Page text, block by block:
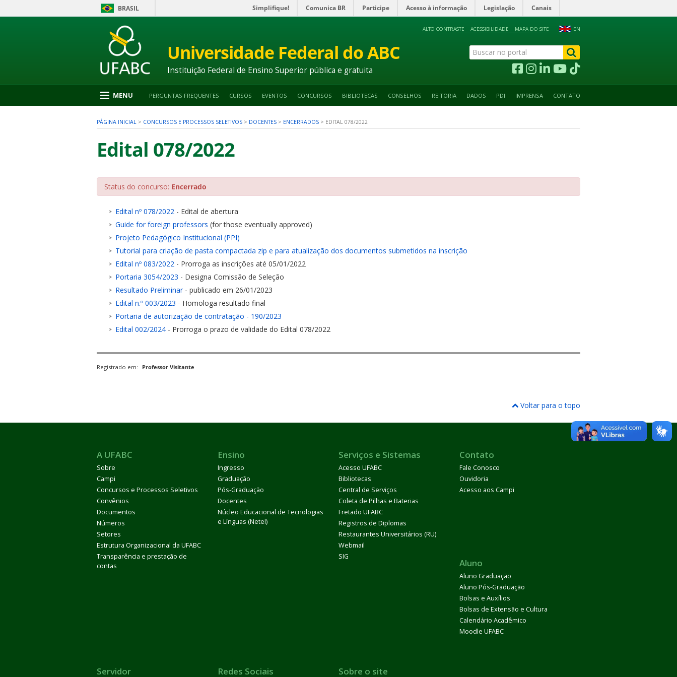
BRASIL Simplifique! Comunica BR Participe Acesso à informação Legislação Canais
para
2
Ir
4
EN
ALTO CONTRASTE ACESSIBILIDADE MAPA DO SITE
Universidade Federal do ABC
Instituição Federal de Ensino Superior pública e gratuita
MENU PERGUNTAS FREQUENTES CURSOS EVENTOS CONCURSOS BIBLIOTECAS CONSELHOS REITORIA DADOS PDI IMPRENSA CONTATO
PÁGINA INICIAL > CONCURSOS E PROCESSOS SELETIVOS > DOCENTES > ENCERRADOS > EDITAL 078/2022
Edital 078/2022
Status do concurso: Encerrado
Edital nº 078/2022 - Edital de abertura
Guide for foreign professors (for those eventually approved)
Projeto Pedagógico Institucional (PPI)
Tutorial para criação de pasta compactada zip e para atualização dos documentos submetidos na inscrição
Edital nº 083/2022 - Prorroga as inscrições até 05/01/2022
Portaria 3054/2023 - Designa Comissão de Seleção
Resultado Preliminar - publicado em 26/01/2023
Edital n.º 003/2023 - Homologa resultado final
Portaria de autorização de contratação - 190/2023
Edital 002/2024 - Prorroga o prazo de validade do Edital 078/2022
Registrado em: Professor Visitante
Voltar para o topo
A UFABC
Sobre
Campi
Concursos e Processos Seletivos
Convênios
Documentos
Números
Setores
Estrutura Organizacional da UFABC
Transparência e prestação de
contas
Ensino
Ingresso
Graduação
Pós-Graduação
Docentes
Núcleo Educacional de Tecnologias
e Línguas (Netel)
Serviços e Sistemas
Acesso UFABC
Bibliotecas
Central de Serviços
Coleta de Pilhas e Baterias
Fretado UFABC
Registros de Diplomas
Restaurantes Universitários (RU)
Webmail
SIG
Contato
Fale Conosco
Ouvidoria
Acesso aos Campi
Aluno
Aluno Graduação
Aluno Pós-Graduação
Bolsas e Auxílios
Bolsas de Extensão e Cultura
Calendário Acadêmico
Moodle UFABC
Servidor Redes Sociais Sobre o site